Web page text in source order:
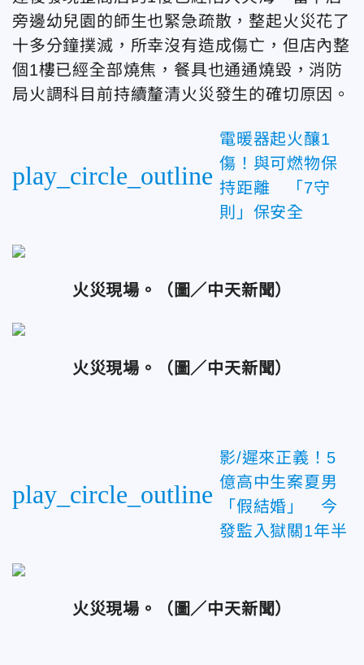
旁邊幼兒園的師生也緊急疏散，整起火災花了
十多分鐘撲滅，所幸沒有造成傷亡，但店內整
個1樓已經全部燒焦，餐具也通通燒毀，消防
局火調科目前持續釐清火災發生的確切原因。
play_circle_outline
電暖器起火釀1
傷！與可燃物保
持距離 「7守
則」保安全
火災現場。 （圖／中天新聞）
火災現場。 （圖／中天新聞）
play_circle_outline
影/遲來正義！5
億高中生案夏男
「假結婚」 今
發監入獄關1年半
火災現場。 （圖／中天新聞）